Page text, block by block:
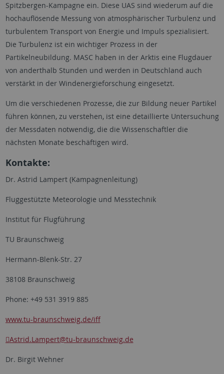
Spitzbergen-Kampagne ein. Diese UAS sind wiederum auf die
hochauflösende Messung von atmosphärischer Turbulenz und
turbulentem Transport von Energie und Impuls spezialisiert.
Die Turbulenz ist ein wichtiger Prozess in der
Partikelneubildung. MASC haben in der Arktis eine Flugdauer
von anderthalb Stunden und werden in Deutschland auch
verstärkt in der Windenergieforschung eingesetzt.
Um die verschiedenen Prozesse, die zur Bildung neuer Partikel
führen können, zu verstehen, ist eine detaillierte Untersuchung
der Messdaten notwendig, die die Wissenschaftler die
nächsten Monate beschäftigen wird.
Kontakte:
Dr. Astrid Lampert (Kampagnenleitung)
Fluggestützte Meteorologie und Messtechnik
Institut für Flugführung
TU Braunschweig
Hermann-Blenk-Str. 27
38108 Braunschweig
Phone: +49 531 3919 885
www.tu-braunschweig.de/iff
Astrid.Lampert@tu-braunschweig.de
Dr. Birgit Wehner